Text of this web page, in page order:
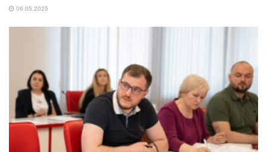
06.05.2025